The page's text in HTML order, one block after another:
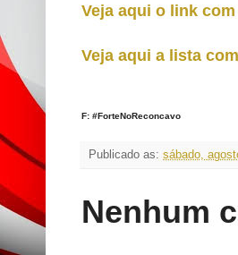
Veja aqui o link
Veja aqui a lista
F: #ForteNoReconcavo
Publicado as: sábado,
Nenhum